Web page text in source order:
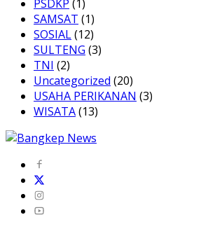
PSDKP (1)
SAMSAT (1)
SOSIAL(12)
SULTENG (3)
TNI (2)
Uncategorized (20)
USAHA PERIKANAN (3)
WISATA(13)